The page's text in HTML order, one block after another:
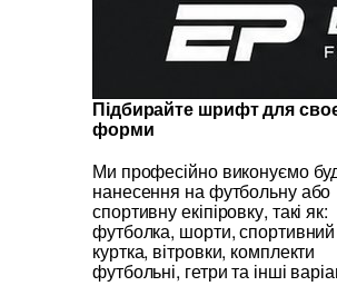
Підбирайте шрифт для
форми
Ми професійно виконуємо
нанесення на футбольну або
спортивну екіпіровку, такі як:
футболка, шорти,
куртка, вітровки, комплекти
футбольні, гетри та інші